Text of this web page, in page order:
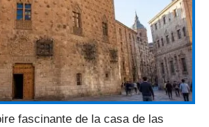
fascinante de la casa de las